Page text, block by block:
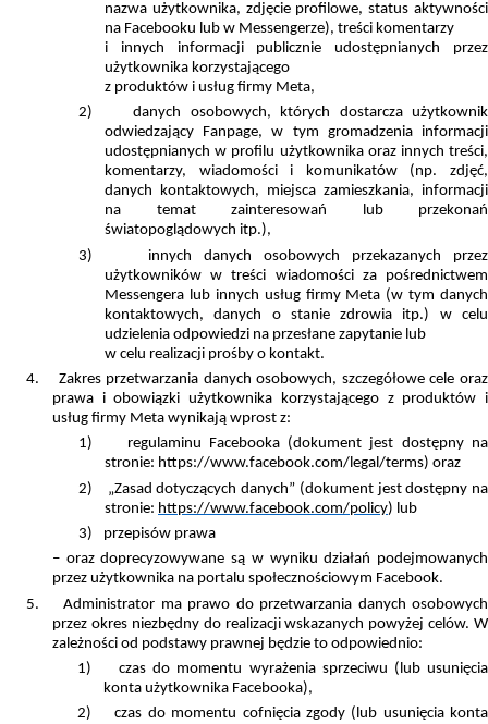
nazwa użytkownika, zdjęcie profilowe, status aktywności
na Facebooku lub w Messengerze), treści komentarzy
i innych informacji publicznie udostępnianych przez
użytkownika korzystającego
z produktów i usług firmy Meta,
2)
danych osobowych, których dostarcza użytkownik
odwiedzający Fanpage, w tym gromadzenia informacji
udostępnianych w profilu użytkownika oraz innych treści,
komentarzy, wiadomości i komunikatów (np. zdjęć,
danych kontaktowych, miejsca zamieszkania, informacji
na temat zainteresowań lub przekonań
światopoglądowych itp.),
3)
innych danych osobowych przekazanych przez
użytkowników w treści wiadomości za pośrednictwem
Messengera lub innych usług firmy Meta (w tym danych
kontaktowych, danych o stanie zdrowia itp.) w celu
udzielenia odpowiedzi na przesłane zapytanie lub
w celu realizacji prośby o kontakt.
4.
Zakres przetwarzania danych osobowych, szczegółowe cele oraz
prawa i obowiązki użytkownika korzystającego z produktów i
usług firmy Meta wynikają wprost z:
1)
regulaminu Facebooka (dokument jest dostępny na
stronie: https://www.facebook.com/legal/terms) oraz
2)
„Zasad dotyczących danych” (dokument jest dostępny na
stronie: https://www.facebook.com/policy) lub
3)
przepisów prawa
– oraz doprecyzowywane są w wyniku działań podejmowanych
przez użytkownika na portalu społecznościowym Facebook.
5.
Administrator ma prawo do przetwarzania danych osobowych
przez okres niezbędny do realizacji wskazanych powyżej celów. W
zależności od podstawy prawnej będzie to odpowiednio:
1)
czas do momentu wyrażenia sprzeciwu (lub usunięcia
konta użytkownika Facebooka),
2)
czas do momentu cofnięcia zgody (lub usunięcia konta